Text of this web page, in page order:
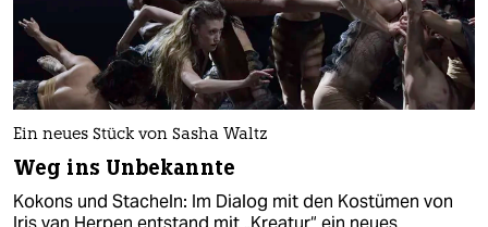
Ein neues Stück von Sasha Waltz
Weg ins Unbekannte
Kokons und Stacheln: Im Dialog mit den Kostümen von